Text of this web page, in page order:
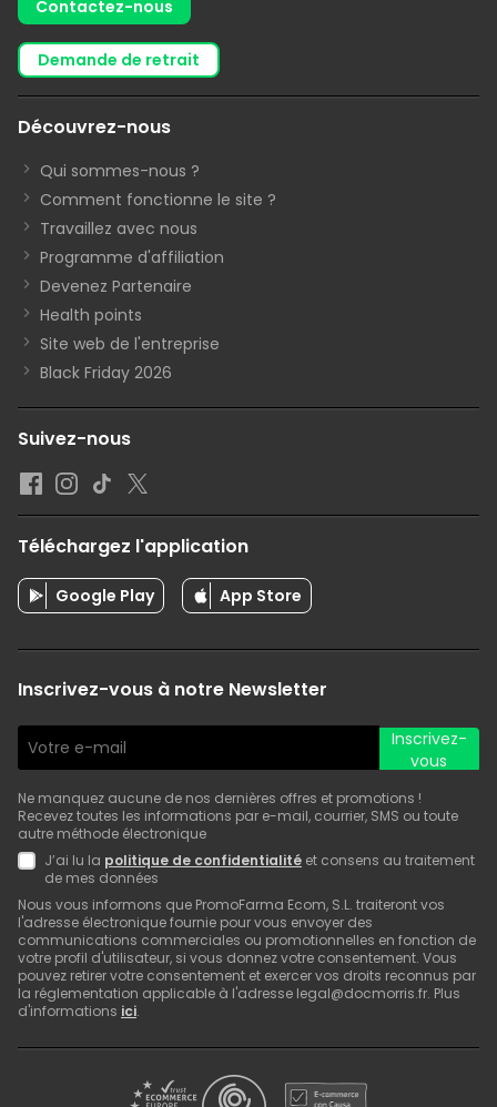
Contactez-nous
demande de retrait
Découvrez-nous
Qui sommes-nous ?
Comment fonctionne le site ?
Travaillez avec nous
Programme d'affiliation
Devenez Partenaire
Health points
Site web de l'entreprise
Black Friday 2026
Suivez-nous
Téléchargez l'application
Google Play App Store
Inscrivez-vous à notre Newsletter
Inscrivez-
vous
Ne manquez aucune de nos dernières offres et promotions !
Recevez toutes les informations par e-mail, courrier, SMS ou toute
autre méthode électronique
J’ai lu la politique de confidentialité et consens au traitement
de mes données
Nous vous informons que PromoFarma Ecom, S.L. traiteront vos
l'adresse électronique fournie pour vous envoyer des
communications commerciales ou promotionnelles en fonction de
votre profil d'utilisateur, si vous donnez votre consentement. Vous
pouvez retirer votre consentement et exercer vos droits reconnus par
la réglementation applicable à l'adresse legal@docmorris.fr. Plus
d'informations ici.